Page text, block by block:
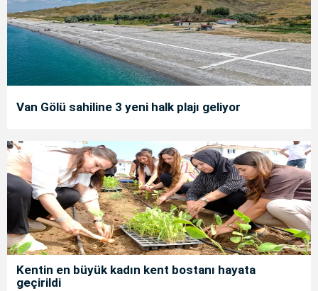
Van Gölü sahiline 3 yeni halk plajı geliyor
Kentin en büyük kadın kent bostanı hayata
geçirildi